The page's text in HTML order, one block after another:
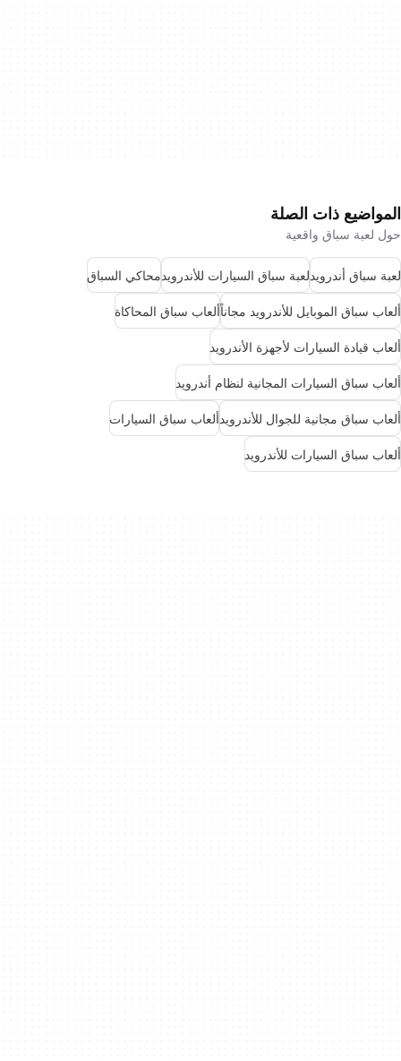
المواضيع ذات الصلة
حول لعبة سباق واقعية
لعبة سباق أندرويدلعبة سباق السيارات للأندرويدمحاكي السباق
ألعاب سباق الموبايل للأندرويد مجاناًألعاب سباق المحاكاة
ألعاب قيادة السيارات لأجهزة الأندرويد
ألعاب سباق السيارات المجانية لنظام أندرويد
ألعاب سباق مجانية للجوال للأندرويدألعاب سباق السيارات
ألعاب سباق السيارات للأندرويد